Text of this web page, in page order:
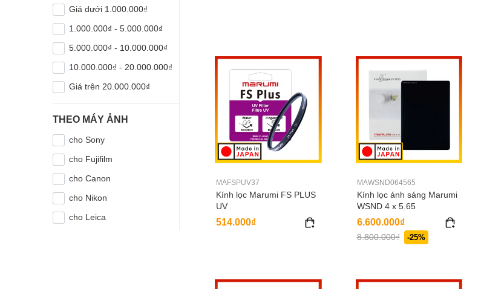
Giá dưới 1.000.000₫
1.000.000₫ - 5.000.000₫
5.000.000₫ - 10.000.000₫
10.000.000₫ - 20.000.000₫
Giá trên 20.000.000₫
THEO MÁY ẢNH
cho Sony
cho Fujifilm
cho Canon
cho Nikon
cho Leica
MAFSPUV37
Kính lọc Marumi FS PLUS
UV
514.000₫
MAWSND064565
Kính lọc ánh sáng Marumi
WSND 4 x 5.65
6.600.000₫
8.800.000₫ -25%